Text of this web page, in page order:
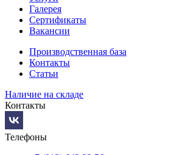
Галерея
Сертификаты
Вакансии
Производственная база
Контакты
Статьи
Наличие на складе
Контакты
Телефоны